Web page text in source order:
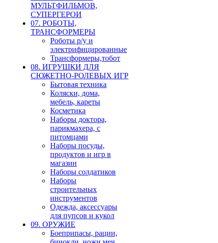
МУЛЬТФИЛЬМОВ,
СУПЕРГЕРОИ
07. РОБОТЫ,
ТРАНСФОРМЕРЫ
Роботы р/у и
электрифицированные
Трансформеры,тобот
08. ИГРУШКИ ДЛЯ
СЮЖЕТНО-РОЛЕВЫХ ИГР
Бытовая техника
Коляски, дома,
мебель, кареты
Косметика
Наборы доктора,
парикмахера, с
питомцами
Наборы посуды,
продуктов и игр в
магазин
Наборы солдатиков
Наборы
строительных
инструментов
Одежда, аксессуары
для пупсов и кукол
09. ОРУЖИЕ
Боеприпасы, рации,